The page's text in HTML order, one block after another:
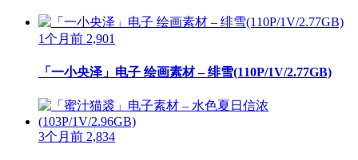
1个月前 2,901
「一小央泽」电子 绘画素材 – 绯雪(110P/1V/2.77GB)
3个月前 2,834